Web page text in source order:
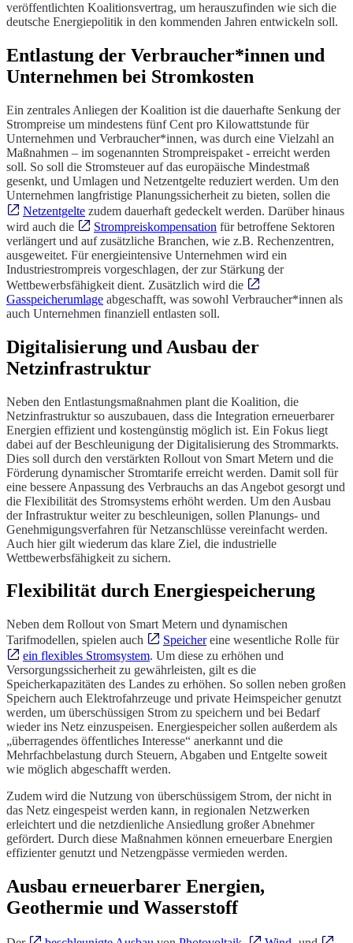
veröffentlichten Koalitionsvertrag, um herauszufinden wie sich die
deutsche Energiepolitik in den kommenden Jahren entwickeln soll.
Entlastung der Verbraucher*innen und
Unternehmen bei Stromkosten
Ein zentrales Anliegen der Koalition ist die dauerhafte Senkung der
Strompreise um mindestens fünf Cent pro Kilowattstunde für
Unternehmen und Verbraucher*innen, was durch eine Vielzahl an
Maßnahmen – im sogenannten Strompreispaket - erreicht werden
soll. So soll die Stromsteuer auf das europäische Mindestmaß
gesenkt, und Umlagen und Netzentgelte reduziert werden. Um den
Unternehmen langfristige Planungssicherheit zu bieten, sollen die
Netzentgelte zudem dauerhaft gedeckelt werden. Darüber hinaus
wird auch die
Strompreiskompensation für betroffene Sektoren
verlängert und auf zusätzliche Branchen, wie z.B. Rechenzentren,
ausgeweitet. Für energieintensive Unternehmen wird ein
Industriestrompreis vorgeschlagen, der zur Stärkung der
Wettbewerbsfähigkeit dient. Zusätzlich wird die
Gasspeicherumlage abgeschafft, was sowohl Verbraucher*innen als
auch Unternehmen finanziell entlasten soll.
Digitalisierung und Ausbau der
Netzinfrastruktur
Neben den Entlastungsmaßnahmen plant die Koalition, die
Netzinfrastruktur so auszubauen, dass die Integration erneuerbarer
Energien effizient und kostengünstig möglich ist. Ein Fokus liegt
dabei auf der Beschleunigung der Digitalisierung des Strommarkts.
Dies soll durch den verstärkten Rollout von Smart Metern und die
Förderung dynamischer Stromtarife erreicht werden. Damit soll für
eine bessere Anpassung des Verbrauchs an das Angebot gesorgt und
die Flexibilität des Stromsystems erhöht werden. Um den Ausbau
der Infrastruktur weiter zu beschleunigen, sollen Planungs- und
Genehmigungsverfahren für Netzanschlüsse vereinfacht werden.
Auch hier gilt wiederum das klare Ziel, die industrielle
Wettbewerbsfähigkeit zu sichern.
Flexibilität durch Energiespeicherung
Neben dem Rollout von Smart Metern und dynamischen
Tarifmodellen, spielen auch
Speichereine wesentliche Rolle für
ein flexibles Stromsystem. Um diese zu erhöhen und
Versorgungssicherheit zu gewährleisten, gilt es die
Speicherkapazitäten des Landes zu erhöhen. So sollen neben großen
Speichern auch Elektrofahrzeuge und private Heimspeicher genutzt
werden, um überschüssigen Strom zu speichern und bei Bedarf
wieder ins Netz einzuspeisen. Energiespeicher sollen außerdem als
„überragendes öffentliches Interesse“ anerkannt und die
Mehrfachbelastung durch Steuern, Abgaben und Entgelte soweit
wie möglich abgeschafft werden.
Zudem wird die Nutzung von überschüssigem Strom, der nicht in
das Netz eingespeist werden kann, in regionalen Netzwerken
erleichtert und die netzdienliche Ansiedlung großer Abnehmer
gefördert. Durch diese Maßnahmen können erneuerbare Energien
effizienter genutzt und Netzengpässe vermieden werden.
Ausbau erneuerbarer Energien,
Geothermie und Wasserstoff